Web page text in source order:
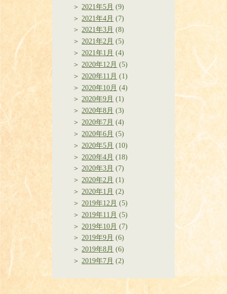
2021年5月 (9)
2021年4月 (7)
2021年3月 (8)
2021年2月 (5)
2021年1月 (4)
2020年12月 (5)
2020年11月 (1)
2020年10月 (4)
2020年9月 (1)
2020年8月 (3)
2020年7月 (4)
2020年6月 (5)
2020年5月 (10)
2020年4月 (18)
2020年3月 (7)
2020年2月 (1)
2020年1月 (2)
2019年12月 (5)
2019年11月 (5)
2019年10月 (7)
2019年9月 (6)
2019年8月 (6)
2019年7月 (2)